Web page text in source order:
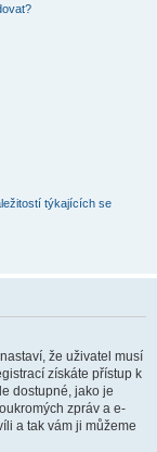
týkajících se
že uživatel musí
získáte přístup k
dostupné, jako je
zpráv a e-
a tak vám ji můžeme